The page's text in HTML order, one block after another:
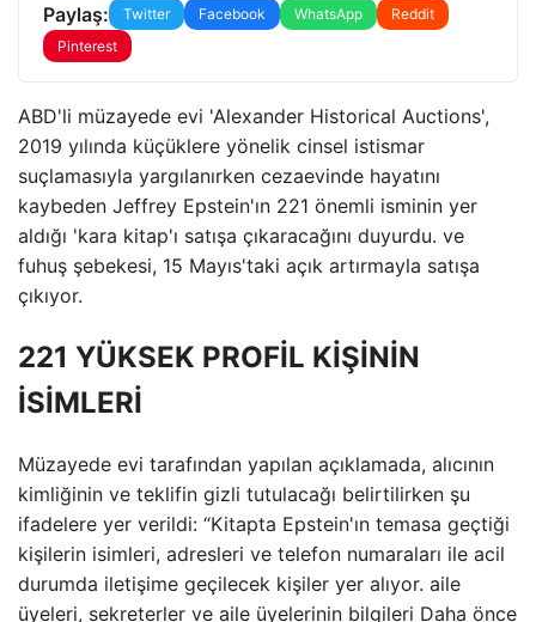
Paylaş: Twitter Facebook WhatsApp
Reddit
Pinterest
ABD'li müzayede evi 'Alexander Historical Auctions',
2019 yılında küçüklere yönelik cinsel istismar
suçlamasıyla yargılanırken cezaevinde hayatını
kaybeden Jeffrey Epstein'ın 221 önemli isminin yer
aldığı 'kara kitap'ı satışa çıkaracağını duyurdu. ve
fuhuş şebekesi, 15 Mayıs'taki açık artırmayla satışa
çıkıyor.
221 YÜKSEK PROFİL KİŞİNİN
İSİMLERİ
Müzayede evi tarafından yapılan açıklamada, alıcının
kimliğinin ve teklifin gizli tutulacağı belirtilirken şu
ifadelere yer verildi: “Kitapta Epstein'ın temasa geçtiği
kişilerin isimleri, adresleri ve telefon numaraları ile acil
durumda iletişime geçilecek kişiler yer alıyor. aile
üyeleri, sekreterler ve aile üyelerinin bilgileri Daha önce